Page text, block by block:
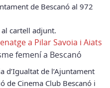
de Bescanó al 972
cartell adjunt.
a Pilar Savoia i Aiats
femení a Bescanó
d’Igualtat de l’Ajuntament
de Cinema Club Bescanó i